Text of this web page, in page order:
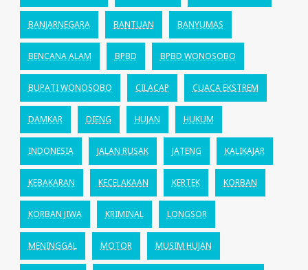
BANJARNEGARA BANTUAN BANYUMAS
BENCANA ALAM BPBD BPBD WONOSOBO
BUPATI WONOSOBO CILACAP CUACA EKSTREM
DAMKAR DIENG HUJAN HUKUM
INDONESIA JALAN RUSAK JATENG KALIKAJAR
KEBAKARAN KECELAKAAN KERTEK KORBAN
KORBAN JIWA KRIMINAL LONGSOR
MENINGGAL MOTOR MUSIM HUJAN